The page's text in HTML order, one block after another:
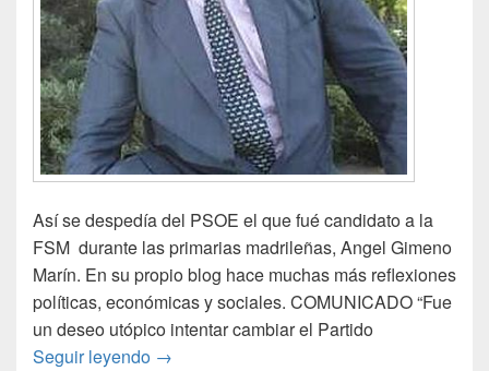
Así se despedía del PSOE el que fué candidato a la
FSM durante las primarias madrileñas, Angel Gimeno
Marín. En su propio blog hace muchas más reflexiones
políticas, económicas y sociales. COMUNICADO “Fue
un deseo utópico intentar cambiar el Partido
Seguir leyendo Ex socialista
→